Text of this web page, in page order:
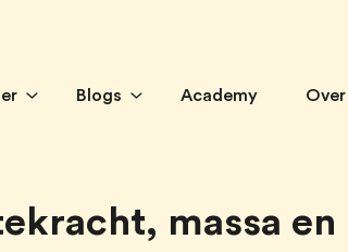
Blogs Academy
massa en